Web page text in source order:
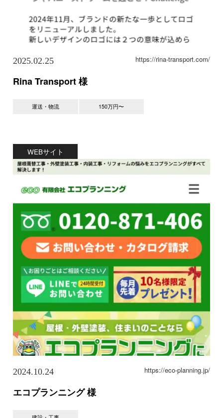
2025.02.25 https://rina-transport.com/
Rina Transport 様
運送・物流 150万円〜
WEBサイト
2024.10.24 https://eco-planning.jp/
エコプランニング 様